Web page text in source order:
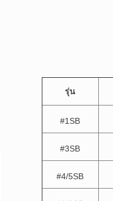
รุ่น
#1SB
#3SB
#4/5SB